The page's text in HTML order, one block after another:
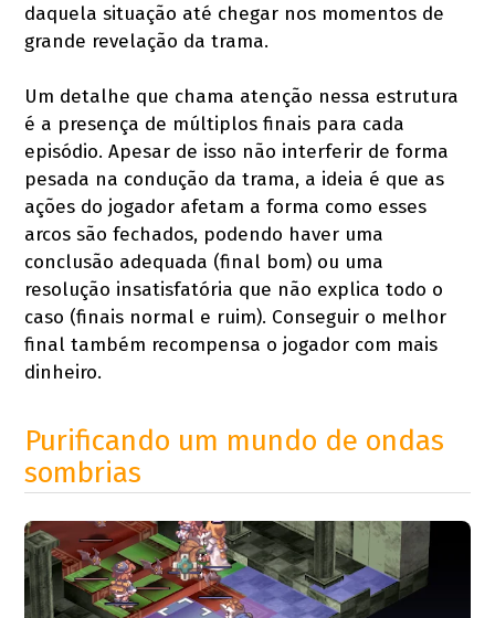
daquela situação até chegar nos momentos de
grande revelação da trama.
Um detalhe que chama atenção nessa estrutura
é a presença de múltiplos finais para cada
episódio. Apesar de isso não interferir de forma
pesada na condução da trama, a ideia é que as
ações do jogador afetam a forma como esses
arcos são fechados, podendo haver uma
conclusão adequada (final bom) ou uma
resolução insatisfatória que não explica todo o
caso (finais normal e ruim). Conseguir o melhor
final também recompensa o jogador com mais
dinheiro.
Purificando um mundo de ondas
sombrias